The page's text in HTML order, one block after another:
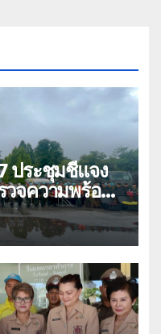
ประชุมชี้แจง
วจความพร้อม
รณภัย